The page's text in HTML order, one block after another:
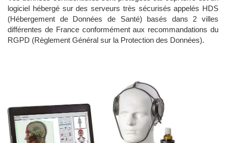
logiciel hébergé sur des serveurs très sécurisés appelés HDS
(Hébergement de Données de Santé) basés dans 2 villes
différentes de France conformément aux recommandations du
RGPD (Règlement Général sur la Protection des Données).